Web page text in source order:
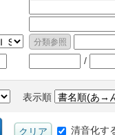
/
表示順
清音化す